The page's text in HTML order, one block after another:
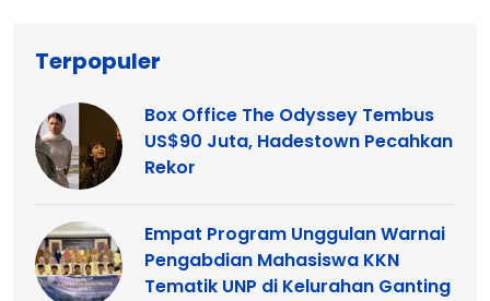
Terpopuler
Box Office The Odyssey Tembus
US$90 Juta, Hadestown Pecahkan
Rekor
Empat Program Unggulan Warnai
Pengabdian Mahasiswa KKN
Tematik UNP di Kelurahan Ganting